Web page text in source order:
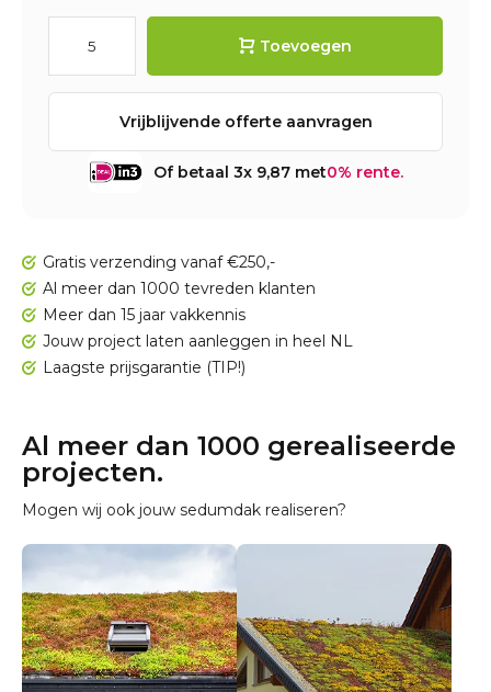
Toevoegen
Vrijblijvende offerte aanvragen
Of betaal 3x 9,87 met0% rente.
Gratis verzending vanaf €250,-
Al meer dan 1000 tevreden klanten
Meer dan 15 jaar vakkennis
Jouw project laten aanleggen in heel NL
Laagste prijsgarantie (TIP!)
Al meer dan 1000 gerealiseerde
projecten.
Mogen wij ook jouw sedumdak realiseren?